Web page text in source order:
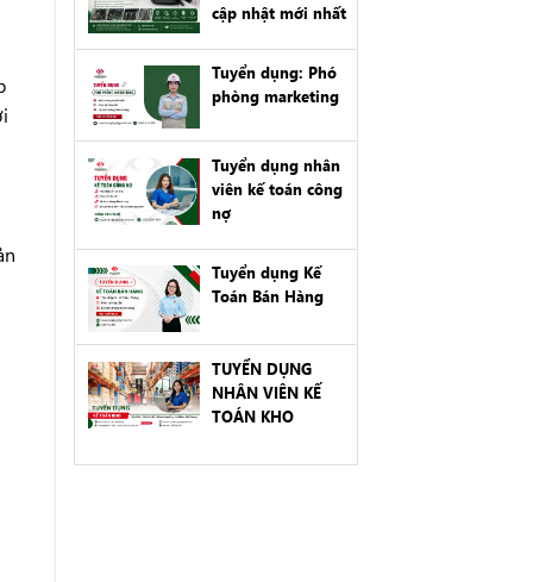
cập nhật mới nhất
Tuyển dụng: Phó
phòng marketing
Tuyển dụng nhân
viên kế toán công
nợ
Tuyển dụng Kế
Toán Bán Hàng
TUYỂN DỤNG
NHÂN VIÊN KẾ
TOÁN KHO